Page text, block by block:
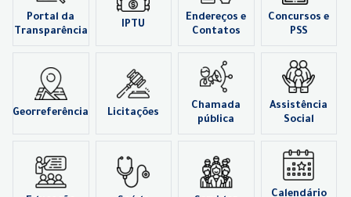
Portal da
Transparência
IPTU
Endereços e
Contatos
Concursos e
PSS
Georreferência Licitações
Chamada
pública
Assistência
Social
Calendário